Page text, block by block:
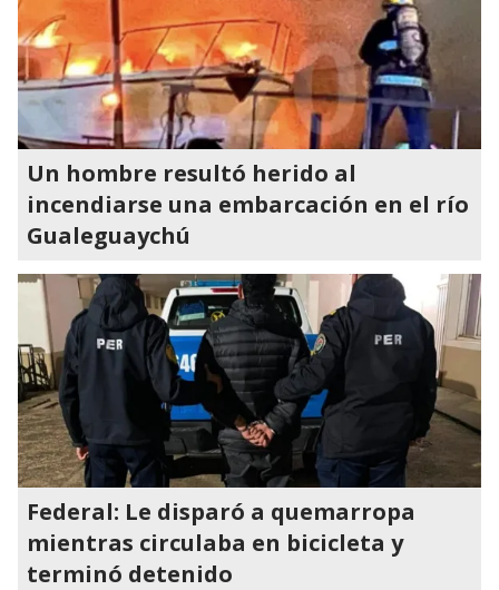
Un hombre resultó herido al
incendiarse una embarcación en el río
Gualeguaychú
Federal: Le disparó a quemarropa
mientras circulaba en bicicleta y
terminó detenido